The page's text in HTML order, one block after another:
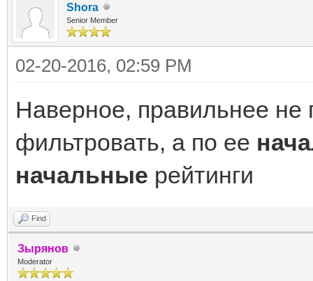
Shora
Senior Member
02-20-2016, 02:59 PM
Наверное, правильнее
фильтровать, а по ее
начальные рейтинги
Find
Зырянов
Moderator